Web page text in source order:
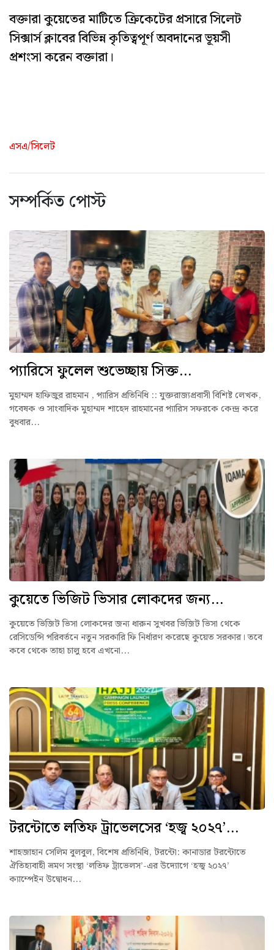
বক্তারা কুয়েতের মাটিতে ক্রিকেটের প্রসারে সিলেট
সিক্সার্স ক্লাবের বিভিন্ন কৃতিত্বপূর্ণ অবদানের ভূয়সী
প্রশংসা করেন বক্তারা।
এসএ/সিলেট
সম্পর্কিত পোস্ট
প্যারিসে ফুলেল শুভেচ্ছায় সিক্ত...
মুহাম্মদ হাফিজুর রাহমান , প্যারিস প্রতিনিধি :: যুক্তরাজ্যপ্রবাসী বিশিষ্ট লেখক,
গবেষক ও সাংবাদিক মুহাম্মদ শাহেদ রাহমানের প্যারিস সফরকে কেন্দ্র করে
বুধবার...
কুয়েতে ভিজিট ভিসার লোকদের জন্য...
কুয়েতে ভিজিট ভিসা লোকদের জন্য ধারুন সুখবর ভিজিট ভিসা থেকে
রেসিডেন্সি পরিবর্তনে নতুন সরকারি ফি নির্ধারণ করেছে কুয়েত সরকার। তবে
কবে থেকে তাহা চালু হবে এখনো...
টরন্টোতে লতিফ ট্রাভেলসের ‘হজ্ব ২০২৭’...
শাহজাহান সেলিম বুলবুল, বিশেষ প্রতিনিধি, টরন্টো: কানাডার টরন্টোতে
ঐতিহ্যবাহী ভ্রমণ সংস্থা ‘লতিফ ট্রাভেলস’-এর উদ্যোগে ‘হজ্ব ২০২৭’
ক্যাম্পেইন উদ্বোধন...